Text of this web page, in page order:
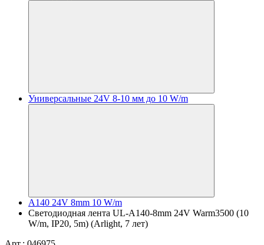
Универсальные 24V 8-10 мм до 10 W/m
A140 24V 8mm 10 W/m
Светодиодная лента UL-A140-8mm 24V Warm3500 (10
W/m, IP20, 5m) (Arlight, 7 лет)